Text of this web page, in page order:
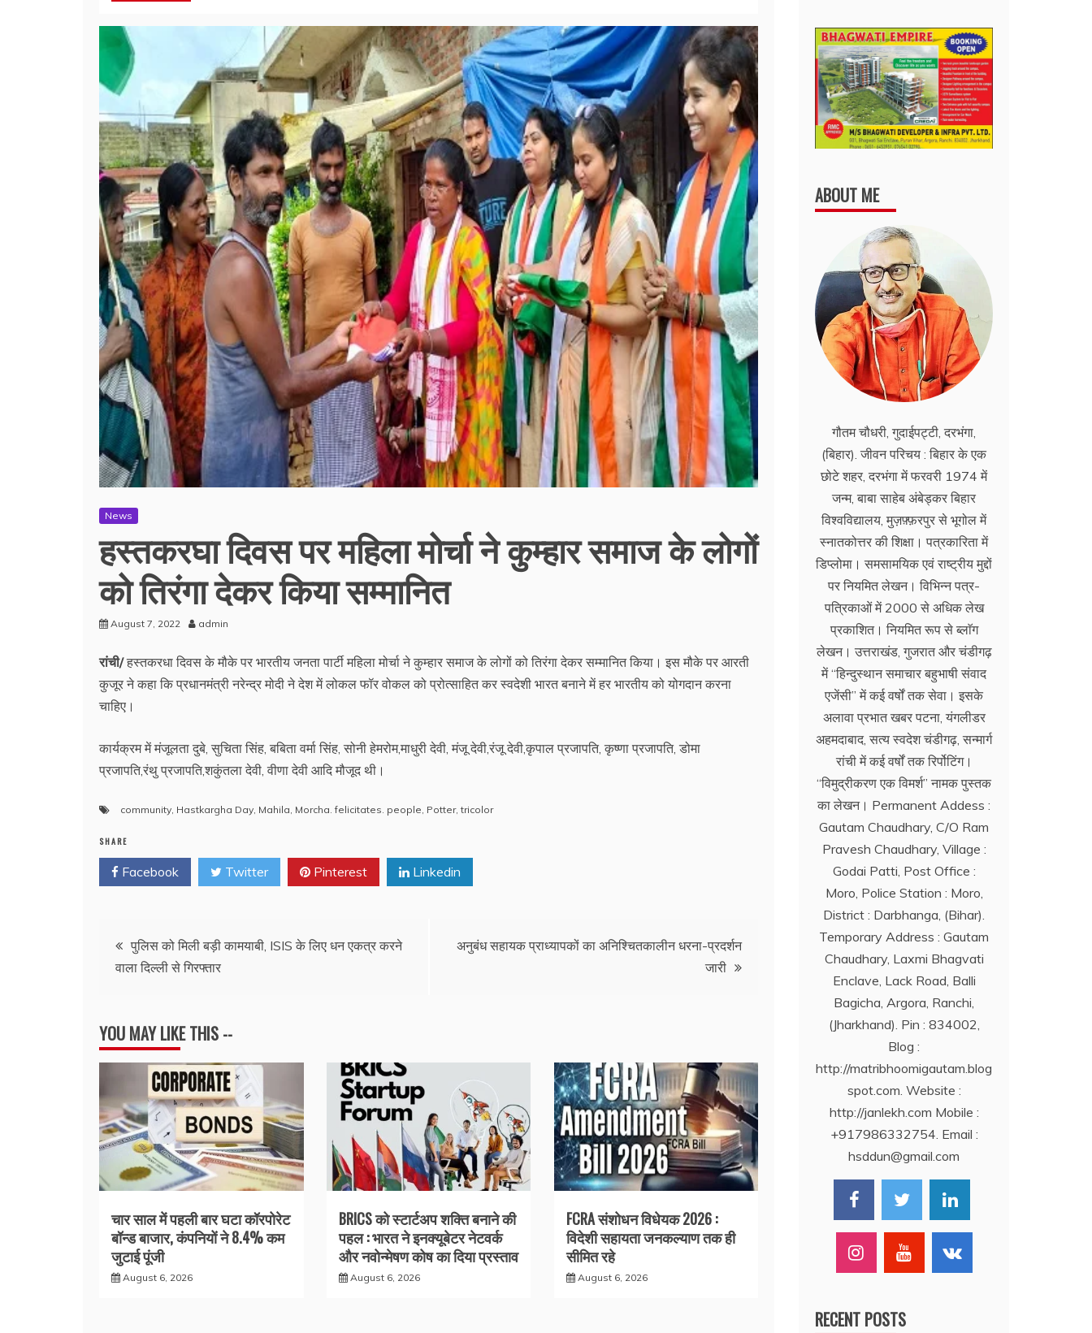
News
हस्तकरघा दिवस पर महिला मोर्चा ने कुम्हार समाज के लोगों
को तिरंगा देकर किया सम्मानित
August 7, 2022 admin
रांची/हस्तकरधा दिवस के मौके पर भारतीय जनता पार्टी महिला मोर्चा ने कुम्हार समाज के लोगों को तिरंगा देकर सम्मानित किया। इस मौके पर आरती
कुजूर ने कहा कि प्रधानमंत्री नरेन्द्र मोदी ने देश में लोकल फॉर वोकल को प्रोत्साहित कर स्वदेशी भारत बनाने में हर भारतीय को योगदान करना
चाहिए।
कार्यक्रम में मंजूलता दुबे, सुचिता सिंह, बबिता वर्मा सिंह, सोनी हेमरोम,माधुरी देवी, मंजू देवी,रंजू देवी,कृपाल प्रजापति, कृष्णा प्रजापति, डोमा
प्रजापति,रंथु प्रजापति,शकुंतला देवी, वीणा देवी आदि मौजूद थी।
community Hastkargha Day Mahila Morcha. felicitates. people Potter,tricolor
SHARE
Facebook Twitter Pinterest Linkedin
Post
navigation
पुलिस को मिली बड़ी कामयाबी, ISIS के लिए धन एकत्र करने
वाला दिल्ली से गिरफ्तार
अनुबंध सहायक प्राध्यापकों का अनिश्चितकालीन धरना-प्रदर्शन
जारी
YOU MAY LIKE THIS --
चार साल में पहली बार घटा कॉरपोरेट
बॉन्ड बाजार, कंपनियों ने 8.4% कम
जुटाई पूंजी
August 6, 2026
BRICS को स्टार्टअप शक्ति बनाने की
पहल : भारत ने इनक्यूबेटर नेटवर्क
और नवोन्मेषण कोष का दिया प्रस्ताव
August 6, 2026
FCRA संशोधन विधेयक 2026 :
विदेशी सहायता जनकल्याण तक ही
सीमित रहे
August 6, 2026
ABOUT ME
गौतम चौधरी, गुदाईपट्टी, दरभंगा,
(बिहार). जीवन परिचय : बिहार के एक
छोटे शहर, दरभंगा में फरवरी 1974 में
जन्म, बाबा साहेब अंबेड्कर बिहार
विश्वविद्यालय, मुज़फ़्फ़रपुर से भूगोल में
स्नातकोत्तर की शिक्षा। पत्रकारिता में
डिप्लोमा। समसामयिक एवं राष्ट्रीय मुद्दों
पर नियमित लेखन। विभिन्न पत्र-
पत्रिकाओं में 2000 से अधिक लेख
प्रकाशित। नियमित रूप से ब्लाॅग
लेखन। उत्तराखंड, गुजरात और चंडीगढ़
में ‘‘हिन्दुस्थान समाचार बहुभाषी संवाद
एजेंसी’’ में कई वर्षों तक सेवा। इसके
अलावा प्रभात खबर पटना, यंगलीडर
अहमदाबाद, सत्य स्वदेश चंडीगढ़, सन्मार्ग
रांची में कई वर्षों तक रिर्पोटिंग।
‘‘विमुद्रीकरण एक विमर्श’’ नामक पुस्तक
का लेखन। Permanent Addess :
Gautam Chaudhary, C/O Ram
Pravesh Chaudhary, Village :
Godai Patti, Post Office :
Moro, Police Station : Moro,
District : Darbhanga, (Bihar).
Temporary Address : Gautam
Chaudhary, Laxmi Bhagvati
Enclave, Lack Road, Balli
Bagicha, Argora, Ranchi,
(Jharkhand). Pin : 834002,
Blog :
http://matribhoomigautam.blog
spot.com. Website :
http://janlekh.com Mobile :
+917986332754. Email :
hsddun@gmail.com
RECENT POSTS